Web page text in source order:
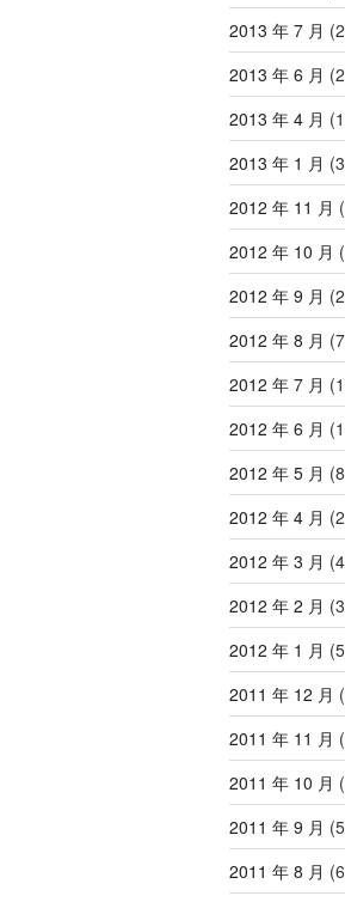
2013 年 7 月
2013 年 6 月
2013 年 4 月
2013 年 1 月
2012 年 11 月
2012 年 10 月
2012 年 9 月
2012 年 8 月
2012 年 7 月
2012 年 6 月
2012 年 5 月
2012 年 4 月
2012 年 3 月
2012 年 2 月
2012 年 1 月
2011 年 12 月
2011 年 11 月
2011 年 10 月
2011 年 9 月
2011 年 8 月